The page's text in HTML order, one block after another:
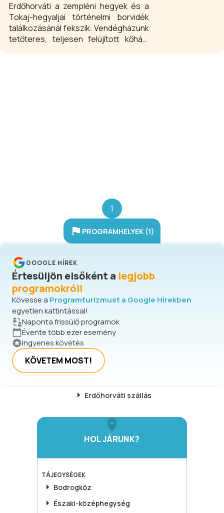
Erdőhorváti a zempléni hegyek és a
Tokaj-hegyaljai történelmi borvidék
találkozásánál fekszik. Vendégházunk
tetőteres, teljesen felújított kőház,
1
PROGRAMHELYEK (1)
GOOGLE HÍREK
Értesüljön elsőként a legjobb
programokról!
Kövesse a Programturizmust a Google Hírekben
egyetlen kattintással!
Naponta frissülő programok
Évente több ezer esemény
Ingyenes követés
KÖVETEM MOST!
Erdőhorváti szállás
HOL JÁRUNK?
TÁJEGYSÉGEK
Bodrogköz
Északi-középhegység